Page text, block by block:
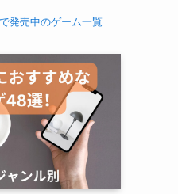
発売中のゲーム一覧